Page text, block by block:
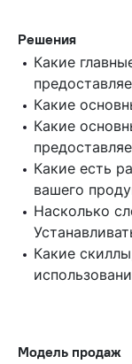
Решения
Какие
Какие
Какие
Какие есть
вашего
Насколько
Какие
Модель продаж